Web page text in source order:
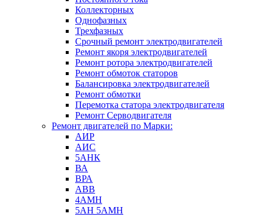
Коллекторных
Однофазных
Трехфазных
Срочный ремонт электродвигателей
Ремонт якоря электродвигателей
Ремонт ротора электродвигателей
Ремонт обмоток статоров
Балансировка электродвигателей
Ремонт обмотки
Перемотка статора электродвигателя
Ремонт Серводвигателя
Ремонт двигателей по Марки:
АИР
АИС
5АНК
ВА
ВРА
ABB
4АМН
5АН 5АМН